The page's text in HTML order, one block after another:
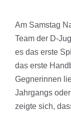
Am Samstag
Team der D-
es das erste
das erste
Gegnerinnen
Jahrgangs
zeigte sich,